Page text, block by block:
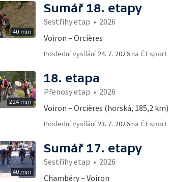
40 min
Sumář 18. etapy
Sestřihy etap • 2026
Voiron – Orcières
Poslední vysílání 24. 7. 2026na ČT sport
224 min
18. etapa
Přenosy etap • 2026
Voiron – Orcières (horská, 185,2 km)
Poslední vysílání 23. 7. 2026na ČT sport
40 min
Sumář 17. etapy
Sestřihy etap • 2026
Chambéry – Voiron